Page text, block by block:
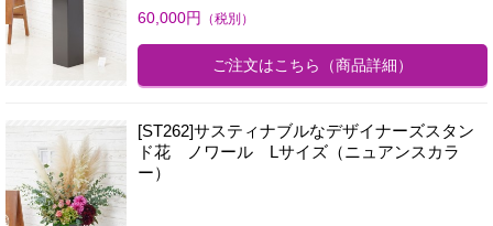
60,000円 （税別）
ご注文はこちら （商品詳細）
[ST262]サスティナブルなデザイナーズスタン
ド花 ノワール Lサイズ（ニュアンスカラ
ー）